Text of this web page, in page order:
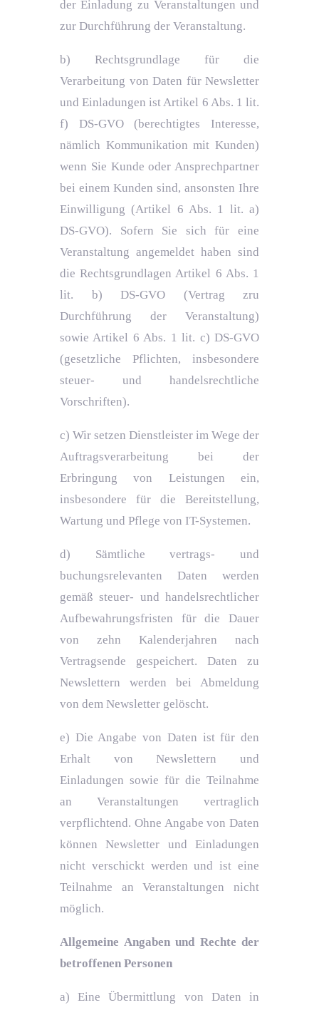
der Einladung zu Veranstaltungen und
zur Durchführung der Veranstaltung.
b) Rechtsgrundlage für die
Verarbeitung von Daten für Newsletter
und Einladungen ist Artikel 6 Abs. 1 lit.
f) DS-GVO (berechtigtes Interesse,
nämlich Kommunikation mit Kunden)
wenn Sie Kunde oder Ansprechpartner
bei einem Kunden sind, ansonsten Ihre
Einwilligung (Artikel 6 Abs. 1 lit. a)
DS-GVO). Sofern Sie sich für eine
Veranstaltung angemeldet haben sind
die Rechtsgrundlagen Artikel 6 Abs. 1
lit. b) DS-GVO (Vertrag zru
Durchführung der Veranstaltung)
sowie Artikel 6 Abs. 1 lit. c) DS-GVO
(gesetzliche Pflichten, insbesondere
steuer- und handelsrechtliche
Vorschriften).
c) Wir setzen Dienstleister im Wege der
Auftragsverarbeitung bei der
Erbringung von Leistungen ein,
insbesondere für die Bereitstellung,
Wartung und Pflege von IT-Systemen.
d) Sämtliche vertrags- und
buchungsrelevanten Daten werden
gemäß steuer- und handelsrechtlicher
Aufbewahrungsfristen für die Dauer
von zehn Kalenderjahren nach
Vertragsende gespeichert. Daten zu
Newslettern werden bei Abmeldung
von dem Newsletter gelöscht.
e) Die Angabe von Daten ist für den
Erhalt von Newslettern und
Einladungen sowie für die Teilnahme
an Veranstaltungen vertraglich
verpflichtend. Ohne Angabe von Daten
können Newsletter und Einladungen
nicht verschickt werden und ist eine
Teilnahme an Veranstaltungen nicht
möglich.
Allgemeine Angaben und Rechte der
betroffenen Personen
a) Eine Übermittlung von Daten in